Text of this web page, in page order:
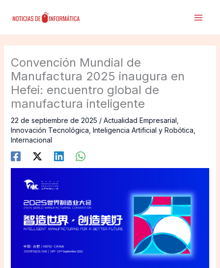
Convención Mundial de
Manufactura 2025 inaugura en
Hefei: encuentro global de
manufactura inteligente
22 de septiembre de 2025 / Actualidad Empresarial
Innovación Tecnológica Inteligencia Artificial y Robótica
Internacional